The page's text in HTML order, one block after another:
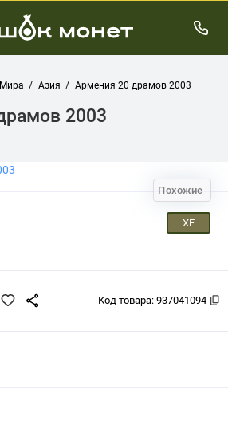
Мира Азия Армения 20 драмов 2003
2003
Похожие
XF
Код товара: 937041094